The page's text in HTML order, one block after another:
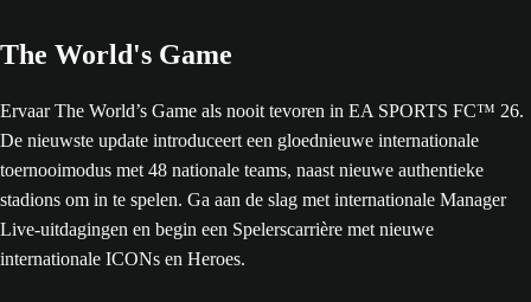
The World's Game
Ervaar The World’s Game als nooit tevoren in EA SPORTS FC™ 26.
De nieuwste update introduceert een gloednieuwe internationale
toernooimodus met 48 nationale teams, naast nieuwe authentieke
stadions om in te spelen. Ga aan de slag met internationale Manager
Live-uitdagingen en begin een Spelerscarrière met nieuwe
internationale ICONs en Heroes.